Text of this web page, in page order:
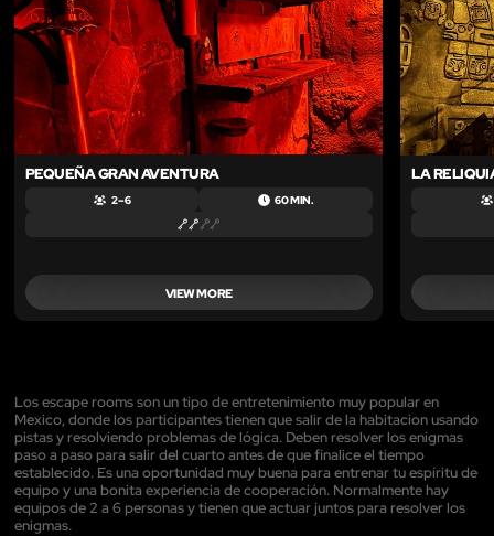
PEQUEÑA GRAN AVENTURA
2 – 6 60 MIN.
VIEW MORE
LA
Los escape rooms son un tipo de entretenimiento muy popular en
Mexico, donde los participantes tienen que salir de la habitacion usando
pistas y resolviendo problemas de lógica. Deben resolver los enigmas
paso a paso para salir del cuarto antes de que finalice el tiempo
establecido. Es una oportunidad muy buena para entrenar tu espíritu de
equipo y una bonita experiencia de cooperación. Normalmente hay
equipos de 2 a 6 personas y tienen que actuar juntos para resolver los
enigmas.